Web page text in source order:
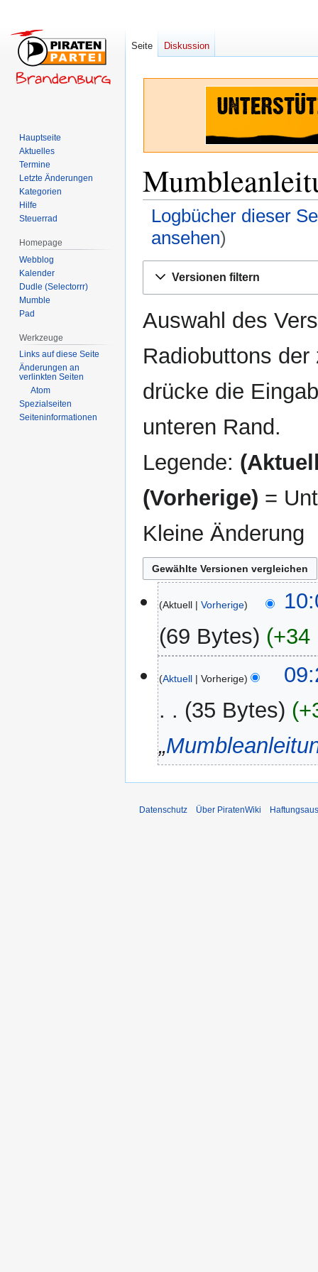
Logbücher dieser
ansehen)
Navigation
Suche
Versionen filtern
Auswahl des
Radiobuttons
drücke die
unteren Rand.
Legende:
(Vorherige) =
Kleine Änderung
Juni
2012
Aktuell Vorherige
69 Bytes
+34
Januar
2012
Aktuell Vorherige
35 Bytes
„
Seite Diskussion
Hauptseite
Aktuelles
Termine
Letzte Änderungen
Kategorien
Hilfe
Steuerrad
Homepage
Webblog
Kalender
Dudle (Selectorrr)
Mumble
Pad
Werkzeuge
Links auf diese Seite
Änderungen an
verlinkten Seiten
Atom
Spezialseiten
Seiten­­informationen
Datenschutz Über PiratenWiki